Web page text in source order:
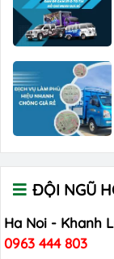
ĐỘI NGŨ
Ha Noi - Khanh
0963 444 803